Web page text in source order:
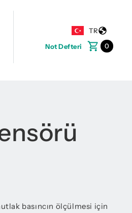
TR
Not Defteri
0
basıncın ölçülmesi için